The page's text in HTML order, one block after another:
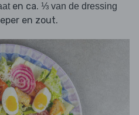
en ca. ⅓ van de dressing
en zout.